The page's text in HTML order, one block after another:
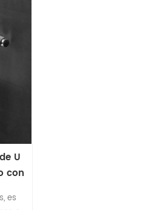
U
con
es